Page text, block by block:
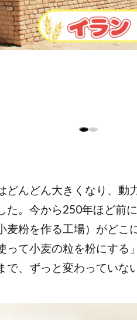
どんどん大きくなり、動
た。今から250年ほど前
麦粉を作る工場）がどこ
って小麦の粒を粉にする
、ずっと変わっていな